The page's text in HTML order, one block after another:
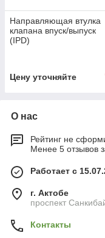
Направляющая втулка
клапана впуск/выпуск
(IPD)
Цену уточняйте
О нас
Рейтинг не
Менее 5 отзывов
Работает с
г. Актобе
проспект
Контакты